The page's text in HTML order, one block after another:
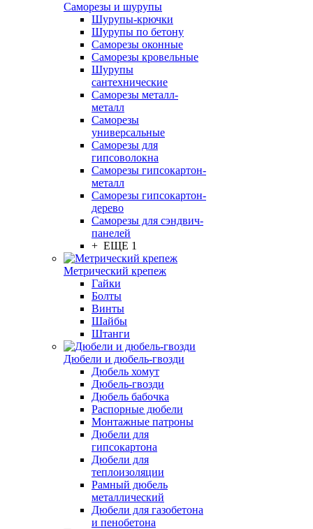
Саморезы и шурупы
Шурупы-крючки
Шурупы по бетону
Саморезы оконные
Саморезы кровельные
Шурупы
сантехнические
Саморезы металл-
металл
Саморезы
универсальные
Саморезы для
гипсоволокна
Саморезы гипсокартон-
металл
Саморезы гипсокартон-
дерево
Саморезы для сэндвич-
панелей
+ ЕЩЕ 1
Метрический крепеж
Гайки
Болты
Винты
Шайбы
Штанги
Дюбели и дюбель-гвозди
Дюбель хомут
Дюбель-гвозди
Дюбель бабочка
Распорные дюбели
Монтажные патроны
Дюбели для
гипсокартона
Дюбели для
теплоизоляции
Рамный дюбель
металлический
Дюбели для газобетона
и пенобетона